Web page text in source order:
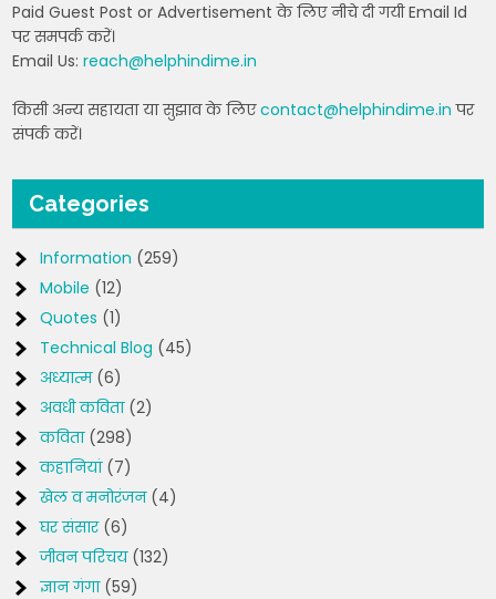
Paid Guest Post or Advertisement के लिए नीचे दी गयी Email Id
पर समपर्क करें।
Email Us:reach@helphindime.in
किसी अन्य सहायता या सुझाव के लिएcontact@helphindime.in पर
संपर्क करें।
Categories
Information (259)
Mobile (12)
Quotes (1)
Technical Blog (45)
अध्यात्म(6)
अवधी कविता(2)
कविता(298)
कहानियां(7)
खेल व मनोरंजन(4)
घर संसार(6)
जीवन परिचय(132)
ज्ञान गंगा(59)